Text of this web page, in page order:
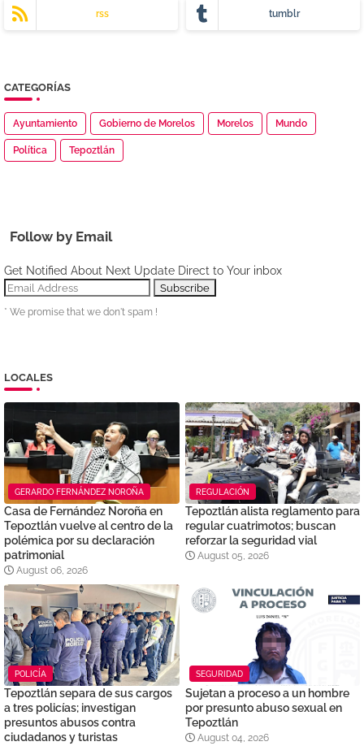
rss tumblr
CATEGORÍAS
Ayuntamiento Gobierno de Morelos Morelos Mundo
Política Tepoztlán
Follow by Email
Get Notified About Next Update Direct to Your inbox
* We promise that we don't spam !
LOCALES
GERARDO FERNÁNDEZ NOROÑA
Casa de Fernández Noroña en
Tepoztlán vuelve al centro de la
polémica por su declaración
patrimonial
August 06, 2026
REGULACIÓN
Tepoztlán alista reglamento para
regular cuatrimotos; buscan
reforzar la seguridad vial
August 05, 2026
POLICÍA
Tepoztlán separa de sus cargos
a tres policías; investigan
presuntos abusos contra
ciudadanos y turistas
SEGURIDAD
Sujetan a proceso a un hombre
por presunto abuso sexual en
Tepoztlán
August 04, 2026